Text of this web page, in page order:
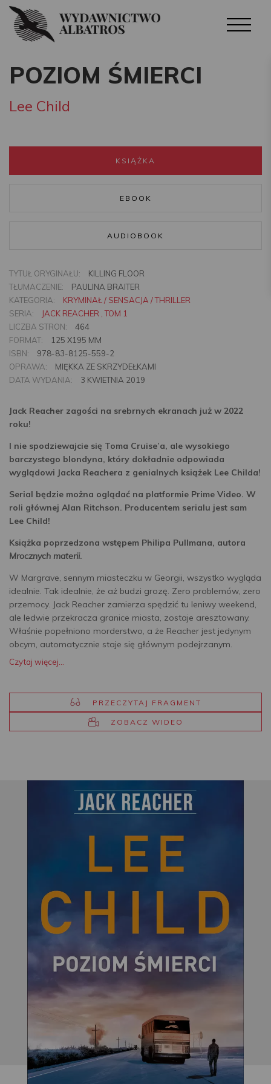
POZIOM ŚMIERCI
Lee Child
KSIĄŻKA
EBOOK
AUDIOBOOK
TYTUŁ ORYGINAŁU:
KILLING FLOOR
TŁUMACZENIE:
PAULINA BRAITER
KATEGORIA:
KRYMINAŁ / SENSACJA / THRILLER
SERIA:
JACK REACHER , TOM 1
LICZBA STRON:
464
FORMAT:
125 X195 MM
ISBN:
978-83-8125-559-2
OPRAWA:
MIĘKKA ZE SKRZYDEŁKAMI
DATA WYDANIA:
3 KWIETNIA 2019
Jack Reacher zagości na srebrnych ekranach już w 2022
roku!
I nie spodziewajcie się Toma Cruise’a, ale wysokiego
barczystego blondyna, który dokładnie odpowiada
wyglądowi Jacka Reachera z genialnych książek Lee Childa!
Serial będzie można oglądać na platformie Prime Video. W
roli głównej Alan Ritchson. Producentem serialu jest sam
Lee Child!
Książka poprzedzona wstępem Philipa Pullmana, autora
Mrocznych materii.
W Margrave, sennym miasteczku w Georgii, wszystko wygląda
idealnie. Tak idealnie, że aż budzi grozę. Zero problemów, zero
przemocy. Jack Reacher zamierza spędzić tu leniwy weekend,
ale ledwie przekracza granice miasta, zostaje aresztowany.
Właśnie popełniono morderstwo, a że Reacher jest jedynym
obcym, automatycznie staje się głównym podejrzanym.
Czytaj więcej...
PRZECZYTAJ FRAGMENT
ZOBACZ WIDEO